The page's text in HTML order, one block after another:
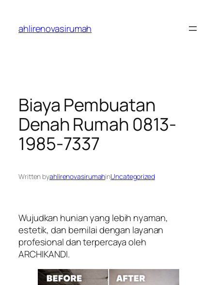
content
ahlirenovasirumah
Biaya Pembuatan
Denah Rumah 0813-
1985-7337
Written byahlirenovasirumahinUncategorized
Wujudkan hunian yang lebih nyaman,
estetik, dan bernilai dengan layanan
profesional dan terpercaya oleh
ARCHIKANDI.